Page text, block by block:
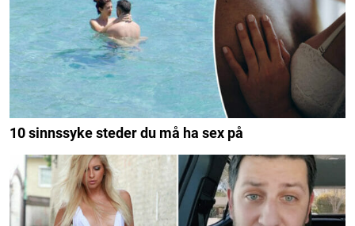
10 sinnssyke steder du må ha sex på